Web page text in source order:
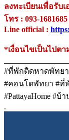
ลงทะเบียนเพื่อรับ
โทร : 093-1681685
Line official :
*เงื่อนไขเป็นไปต
#ที่พักติดหาดพัทย
#คอนโดพัทยา #ที่
#PattayaHome #บ้
.